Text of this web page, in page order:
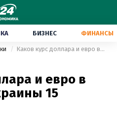
БИЗНЕС ФИНАНСЫ
Каков курс доллара и евро в обменниках Украины 15 декабря
и евро в
15